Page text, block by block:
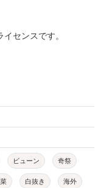
センスです。
ビューン 奇祭
白抜き 海外